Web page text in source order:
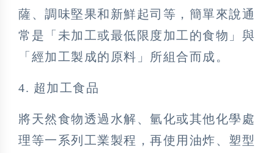
薩、調味堅果和新鮮起司等，簡單來說通
常是「未加工或最低限度加工的食物」與
「經加工製成的原料」所組合而成。
4. 超加工食品
將天然食物透過水解、氫化或其他化學處
理等一系列工業製程，再使用油炸、塑型